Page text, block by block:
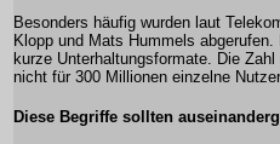
Besonders häufig wurden laut
Klopp und Mats Hummels
kurze Unterhaltungsformate. Die
nicht für 300 Millionen einzelne
Diese Begriffe sollten